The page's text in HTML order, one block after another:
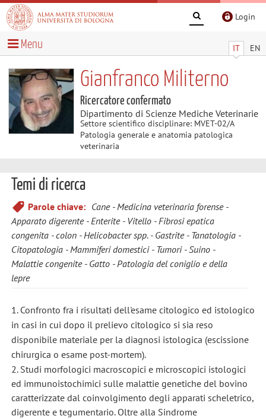
Login
IT EN
Menu
Gianfranco Militerno
Ricercatore confermato
Dipartimento di Scienze Mediche Veterinarie
Settore scientifico disciplinare: MVET-02/A
Patologia generale e anatomia patologica
veterinaria
Temi di ricerca
Parole chiave: Cane
Medicina veterinaria forense
Apparato digerente
Enterite Vitello
Fibrosi epatica
congenita
colon Helicobacter spp. Gastrite
Tanatologia
Citopatologia
Mammiferi domestici Tumori
Suino
Malattie congenite
Gatto
Patologia del coniglio e della
lepre
1. Confronto fra i risultati dell'esame citologico ed istologico
in casi in cui dopo il prelievo citologico si sia reso
disponibile materiale per la diagnosi istologica (escissione
chirurgica o esame post-mortem).
2. Studi morfologici macroscopici e microscopici istologici
ed immunoistochimici sulle malattie genetiche del bovino
caratterizzate dal coinvolgimento degli apparati scheletrico,
digerente e tegumentario. Oltre alla Sindrome